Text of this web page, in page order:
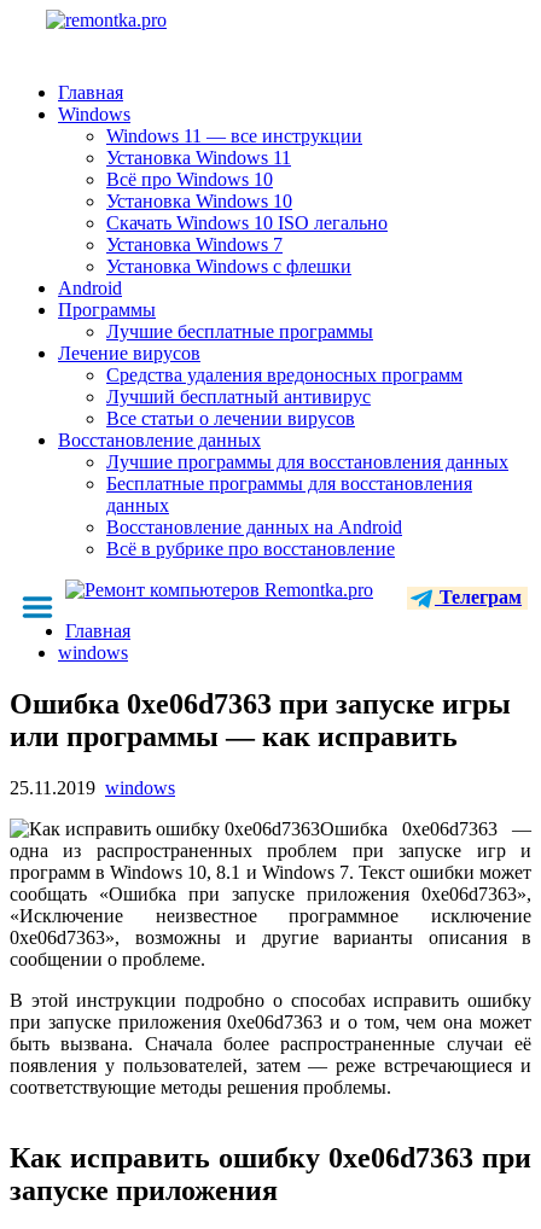
Главная
Windows
Windows 11 — все инструкции
Установка Windows 11
Всё про Windows 10
Установка Windows 10
Скачать Windows 10 ISO легально
Установка Windows 7
Установка Windows с флешки
Android
Программы
Лучшие бесплатные программы
Лечение вирусов
Средства удаления вредоносных программ
Лучший бесплатный антивирус
Все статьи о лечении вирусов
Восстановление данных
Лучшие программы для восстановления данных
Бесплатные программы для восстановления
данных
Восстановление данных на Android
Всё в рубрике про восстановление
Телеграм
Главная
windows
Ошибка 0xe06d7363 при запуске игры
или программы — как исправить
25.11.2019 windows
Ошибка 0xe06d7363 —
одна из распространенных проблем при запуске игр и
программ в Windows 10, 8.1 и Windows 7. Текст ошибки может
сообщать «Ошибка при запуске приложения 0xe06d7363»,
«Исключение неизвестное программное исключение
0xe06d7363», возможны и другие варианты описания в
сообщении о проблеме.
В этой инструкции подробно о способах исправить ошибку
при запуске приложения 0xe06d7363 и о том, чем она может
быть вызвана. Сначала более распространенные случаи её
появления у пользователей, затем — реже встречающиеся и
соответствующие методы решения проблемы.
Как исправить ошибку 0xe06d7363 при
запуске приложения